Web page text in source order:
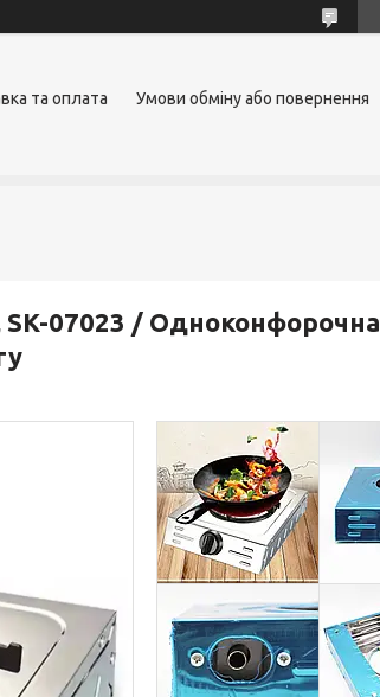
та оплата Умови обміну або повернення
SK-07023 / Одноконфорочна